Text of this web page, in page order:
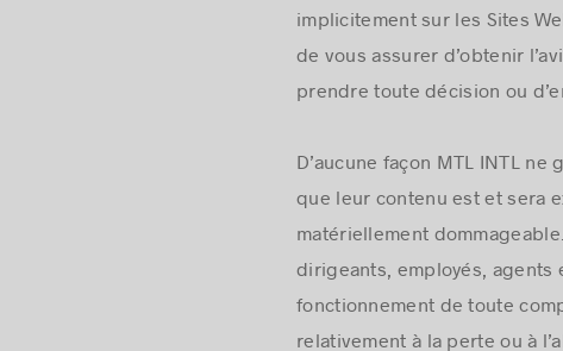
implicitement sur les Sites
de vous assurer d’obtenir
prendre toute décision ou
D’aucune façon MTL INTL
que leur contenu est et sera
matériellement
dirigeants, employés, agents
fonctionnement de toute
relativement à la perte ou à